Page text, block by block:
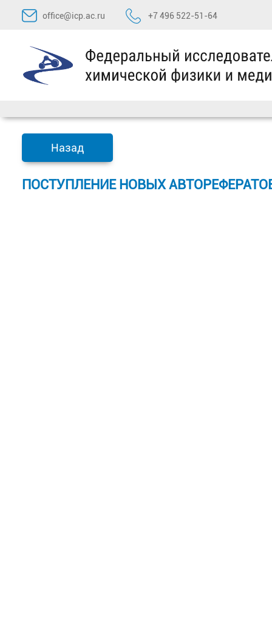
Перейти
содержимому
office@icp.ac.ru +7 496 522-51-64
Назад
ПОСТУПЛЕНИЕ НОВЫХ